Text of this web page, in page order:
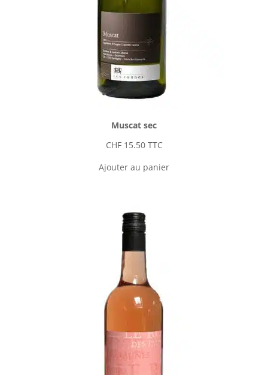
Muscat sec
CHF15.50 TTC
Ajouter au panier